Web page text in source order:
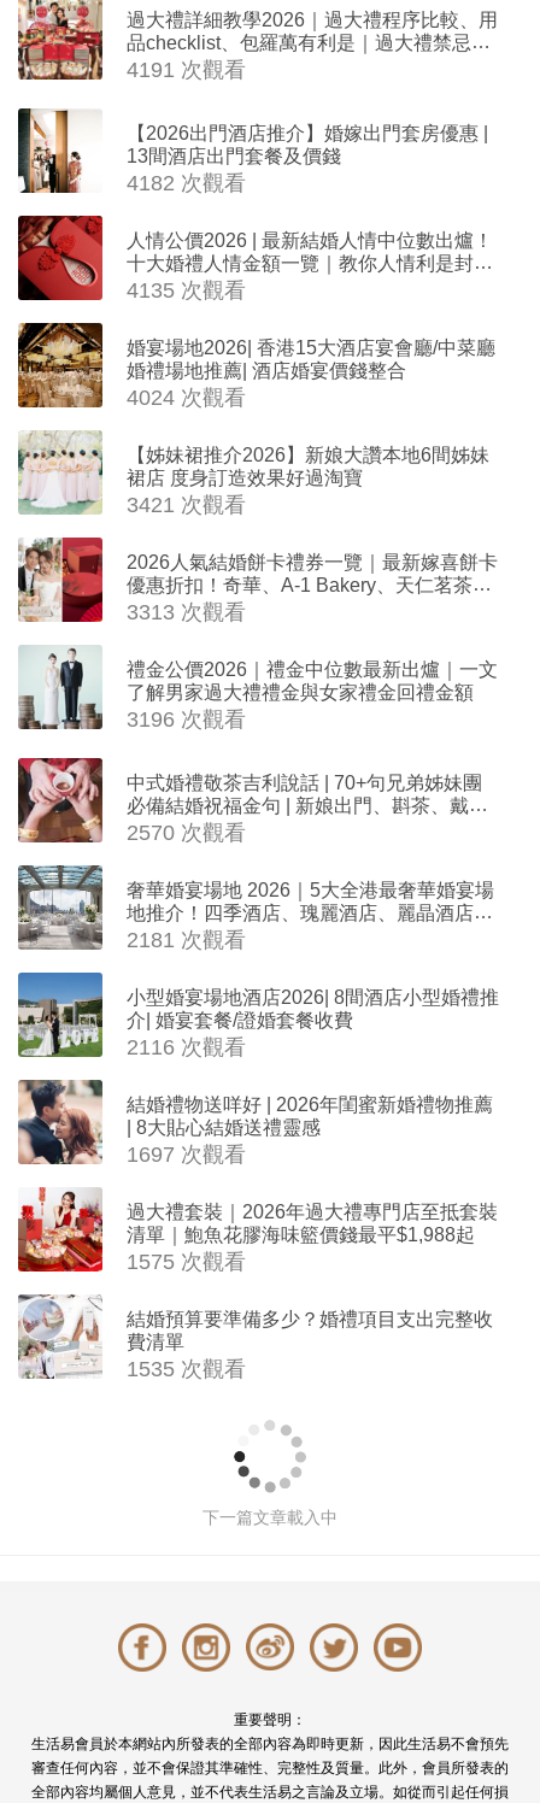
過大禮詳細教學2026｜過大禮程序比較、用
品checklist、包羅萬有利是｜過大禮禁忌及
吉祥說話
4191 次觀看
【2026出門酒店推介】婚嫁出門套房優惠 |
13間酒店出門套餐及價錢
4182 次觀看
人情公價2026 | 最新結婚人情中位數出爐！
十大婚禮人情金額一覽｜教你人情利是封寫
法
4135 次觀看
婚宴場地2026| 香港15大酒店宴會廳/中菜廳
婚禮場地推薦| 酒店婚宴價錢整合
4024 次觀看
【姊妹裙推介2026】新娘大讚本地6間姊妹
裙店 度身訂造效果好過淘寶
3421 次觀看
2026人氣結婚餅卡禮券一覽｜最新嫁喜餅卡
優惠折扣！奇華、A-1 Bakery、天仁茗茶、
ROYCE'、Paul Lafayet、agnès b.
3313 次觀看
禮金公價2026｜禮金中位數最新出爐｜一文
了解男家過大禮禮金與女家禮金回禮金額
3196 次觀看
中式婚禮敬茶吉利說話 | 70+句兄弟姊妹團
必備結婚祝福金句 | 新娘出門、斟茶、戴金
器時金句
2570 次觀看
奢華婚宴場地 2026｜5大全港最奢華婚宴場
地推介！四季酒店、瑰麗酒店、麗晶酒店、
Cloud 39、合和酒店 打造夢幻氣派婚禮
2181 次觀看
小型婚宴場地酒店2026| 8間酒店小型婚禮推
介| 婚宴套餐/證婚套餐收費
2116 次觀看
結婚禮物送咩好 | 2026年閨蜜新婚禮物推薦
| 8大貼心結婚送禮靈感
1697 次觀看
過大禮套裝｜2026年過大禮專門店至抵套裝
清單｜鮑魚花膠海味籃價錢最平$1,988起
1575 次觀看
結婚預算要準備多少？婚禮項目支出完整收
費清單
1535 次觀看
8大成功求婚攻略｜什麼時候求婚最
好？如何求婚最浪漫？求婚應該說什